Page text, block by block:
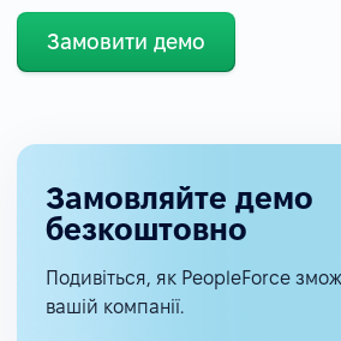
Замовити демо
Замовляйте демо
безкоштовно
Подивіться, як PeopleForce
вашій компанії.